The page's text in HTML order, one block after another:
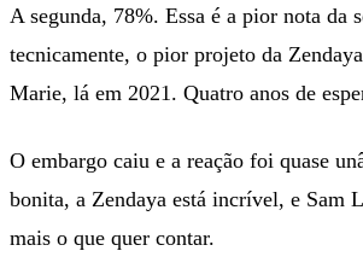
A segunda, 78%. Essa é a pior nota da
tecnicamente, o pior projeto da
Marie, lá em 2021. Quatro anos de
O embargo caiu e a reação foi quase
bonita, a Zendaya está incrível, e Sam
mais o que quer contar.